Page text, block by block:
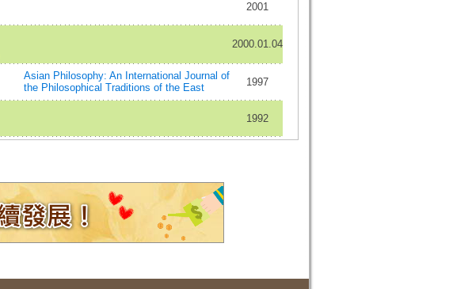
2001
2000.01.04
Asian Philosophy: An International Journal of
the Philosophical Traditions of the East
1997
1992